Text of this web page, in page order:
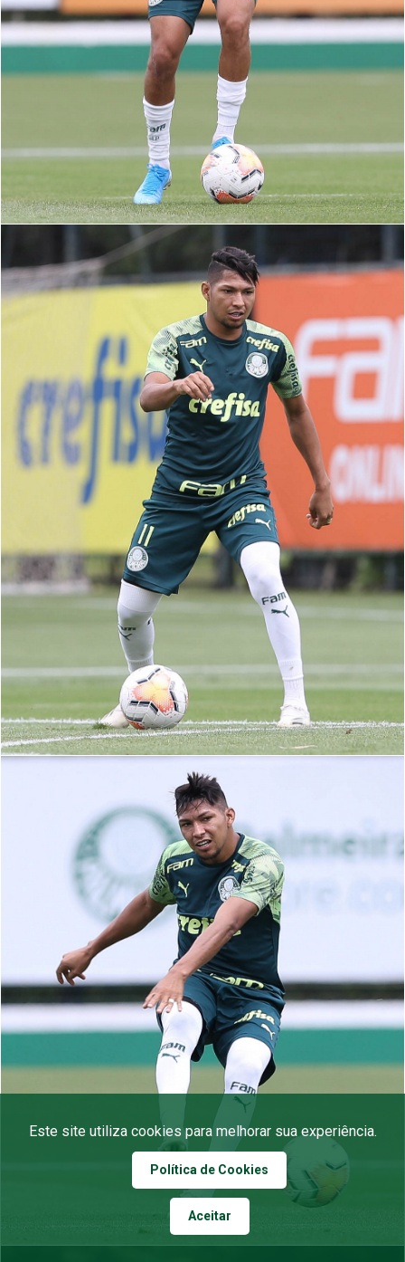
Este site utiliza cookies para melhorar sua experiência.
Política de Cookies
Aceitar